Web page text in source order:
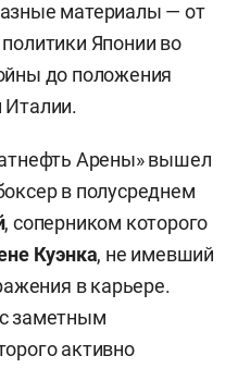
материалы — от
Японии во
до положения
Италии.
Арены» вышел
в полусреднем
, соперником которого
Куэнка, не имевший
в карьере.
заметным
активно